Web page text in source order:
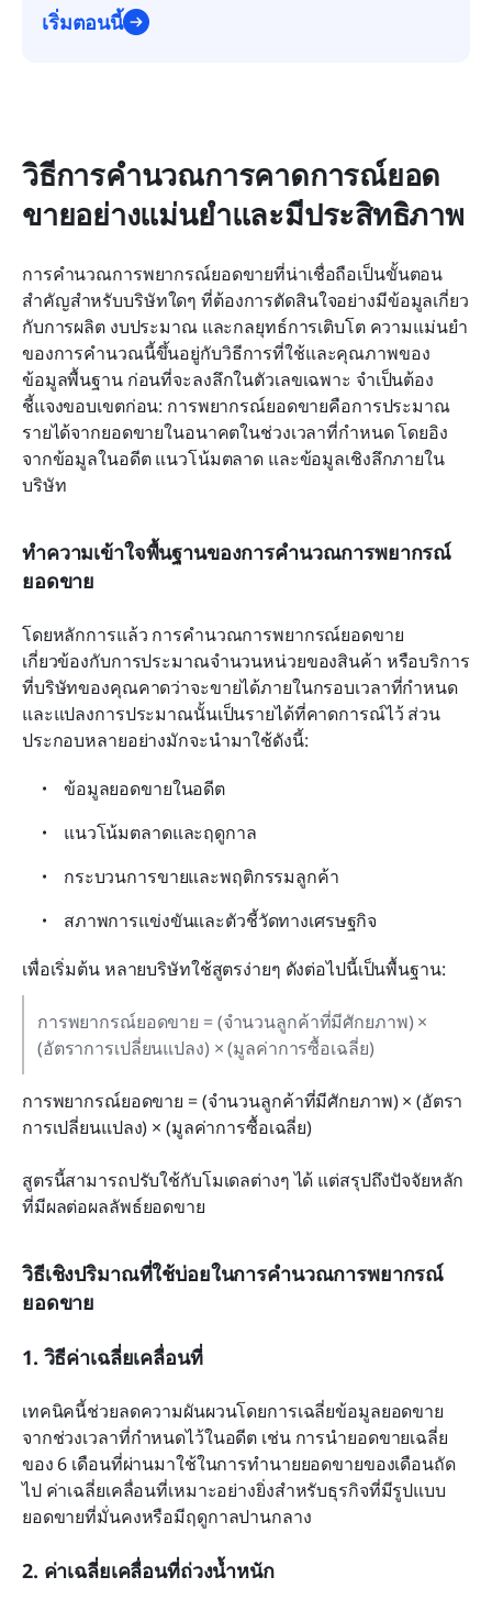
เริ่มตอนนี้
วิธีการคำนวณการคาดการณ์ยอด
ขายอย่างแม่นยำและมีประสิทธิภาพ
การคำนวณการพยากรณ์ยอดขายที่น่าเชื่อถือเป็นขั้นตอน
สำคัญสำหรับบริษัทใดๆ ที่ต้องการตัดสินใจอย่างมีข้อมูลเกี่ยว
กับการผลิต งบประมาณ และกลยุทธ์การเติบโต ความแม่นยำ
ของการคำนวณนี้ขึ้นอยู่กับวิธีการที่ใช้และคุณภาพของ
ข้อมูลพื้นฐาน ก่อนที่จะลงลึกในตัวเลขเฉพาะ จำเป็นต้อง
ชี้แจงขอบเขตก่อน: การพยากรณ์ยอดขายคือการประมาณ
รายได้จากยอดขายในอนาคตในช่วงเวลาที่กำหนด โดยอิง
จากข้อมูลในอดีต แนวโน้มตลาด และข้อมูลเชิงลึกภายใน
บริษัท
ทำความเข้าใจพื้นฐานของการคำนวณการพยากรณ์
ยอดขาย
โดยหลักการแล้ว การคำนวณการพยากรณ์ยอดขาย
เกี่ยวข้องกับการประมาณจำนวนหน่วยของสินค้า หรือบริการ
ที่บริษัทของคุณคาดว่าจะขายได้ภายในกรอบเวลาที่กำหนด
และแปลงการประมาณนั้นเป็นรายได้ที่คาดการณ์ไว้ ส่วน
ประกอบหลายอย่างมักจะนำมาใช้ดังนี้:
ข้อมูลยอดขายในอดีต
แนวโน้มตลาดและฤดูกาล
กระบวนการขายและพฤติกรรมลูกค้า
สภาพการแข่งขันและตัวชี้วัดทางเศรษฐกิจ
เพื่อเริ่มต้น หลายบริษัทใช้สูตรง่ายๆ ดังต่อไปนี้เป็นพื้นฐาน:
การพยากรณ์ยอดขาย = (จำนวนลูกค้าที่มีศักยภาพ) ×
(อัตราการเปลี่ยนแปลง) × (มูลค่าการซื้อเฉลี่ย)
การพยากรณ์ยอดขาย = (จำนวนลูกค้าที่มีศักยภาพ) × (อัตรา
การเปลี่ยนแปลง) × (มูลค่าการซื้อเฉลี่ย)
สูตรนี้สามารถปรับใช้กับโมเดลต่างๆ ได้ แต่สรุปถึงปัจจัยหลัก
ที่มีผลต่อผลลัพธ์ยอดขาย
วิธีเชิงปริมาณที่ใช้บ่อยในการคำนวณการพยากรณ์
ยอดขาย
1. วิธีค่าเฉลี่ยเคลื่อนที่
เทคนิคนี้ช่วยลดความผันผวนโดยการเฉลี่ยข้อมูลยอดขาย
จากช่วงเวลาที่กำหนดไว้ในอดีต เช่น การนำยอดขายเฉลี่ย
ของ 6 เดือนที่ผ่านมาใช้ในการทำนายยอดขายของเดือนถัด
ไป ค่าเฉลี่ยเคลื่อนที่เหมาะอย่างยิ่งสำหรับธุรกิจที่มีรูปแบบ
ยอดขายที่มั่นคงหรือมีฤดูกาลปานกลาง
2. ค่าเฉลี่ยเคลื่อนที่ถ่วงน้ำหนัก